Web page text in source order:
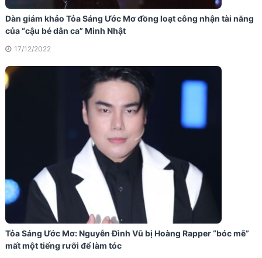
Dàn giám khảo Tỏa Sáng Ước Mơ đồng loạt công nhận tài năng
của “cậu bé dân ca” Minh Nhật
17/12/2022
Tỏa Sáng Ước Mơ: Nguyễn Đình Vũ bị Hoàng Rapper “bóc mẽ”
mất một tiếng rưỡi để làm tóc